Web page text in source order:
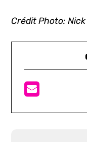
Crédit Photo: